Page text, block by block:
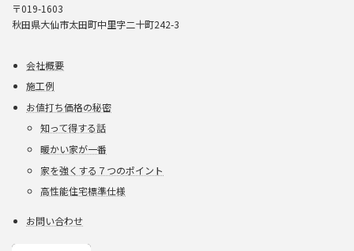
〒019-1603
秋田県大仙市太田町中里字二十町242-3
会社概要
施工例
お値打ち価格の秘密
知って得する話
暖かい家が一番
家を強くする７つのポイント
高性能住宅標準仕様
お問い合わせ